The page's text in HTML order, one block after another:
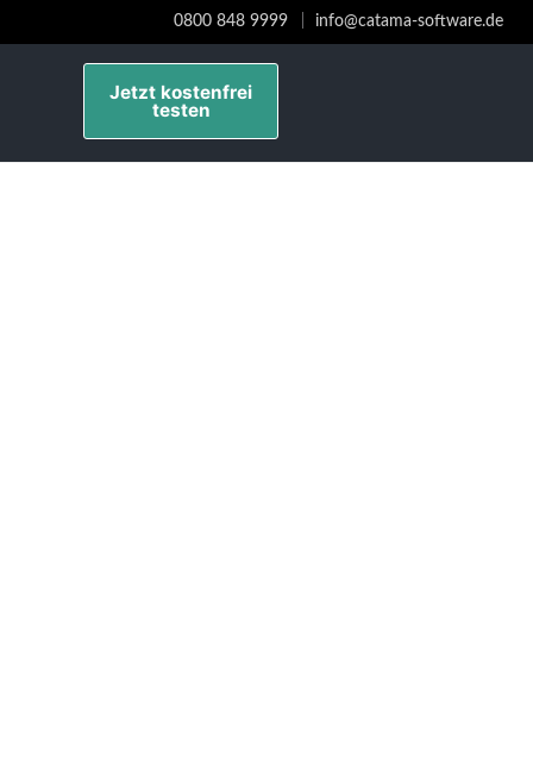
0800 848 9999 info@catama-software.de
Jetzt kostenfrei
testen